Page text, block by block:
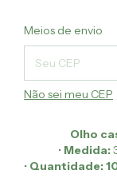
Entregas para o
Meios de envio
Não sei meu CEP
Olho
• Medida:
• Quantidade: